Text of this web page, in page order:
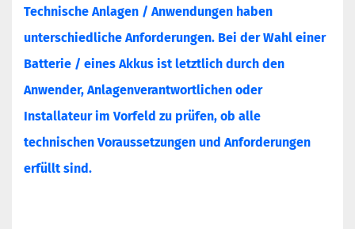
Technische Anlagen / Anwendungen haben
unterschiedliche Anforderungen. Bei der Wahl einer
Batterie / eines Akkus ist letztlich durch den
Anwender, Anlagenverantwortlichen oder
Installateur im Vorfeld zu prüfen, ob alle
technischen Voraussetzungen und Anforderungen
erfüllt sind.